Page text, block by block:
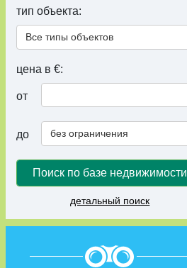
тип объекта:
Все типы объектов
цена в €:
от
до без ограничения
Поиск по базе недвижимости
детальный поиск